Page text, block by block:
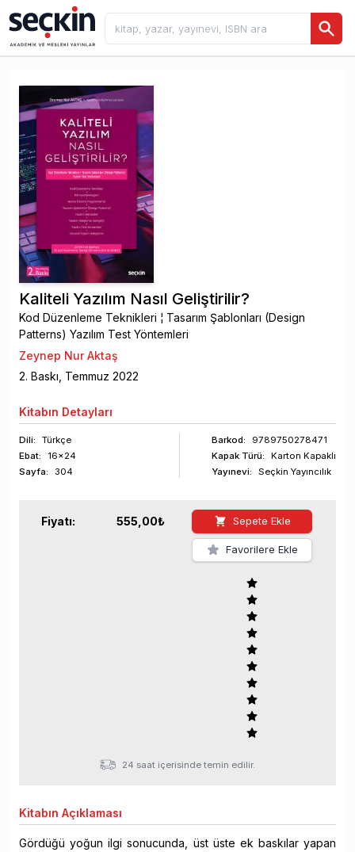
Kaliteli Yazılım Nasıl Geliştirilir?
Kod Düzenleme Teknikleri ¦ Tasarım Şablonları (Design
Patterns) Yazılım Test Yöntemleri
Zeynep Nur Aktaş
2. Baskı, Temmuz 2022
Kitabın Detayları
Dili:
Türkçe
Ebat:
16x24
Sayfa: 304
Barkod:
9789750278471
Kapak Türü:
Karton Kapaklı
Yayınevi:
Seçkin Yayıncılık
Fiyatı: 555,00₺ Sepete Ekle
Favorilere Ekle
24 saat içerisinde temin edilir.
Kitabın Açıklaması
Gördüğü yoğun ilgi sonucunda, üst üste ek baskılar yapan